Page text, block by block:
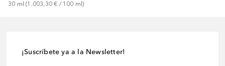
30 ml (1.003,30 € / 100 ml)
¡Suscríbete ya a la Newsletter!